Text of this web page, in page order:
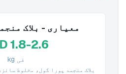
معیاری - بلاک
1.8-2.6
فی kg
بلاک منجمد پورا گول، مخلوط